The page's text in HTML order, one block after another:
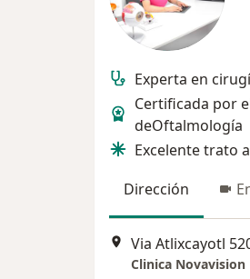
Experta en
Certificada por
deOftalmología
Excelente trato
Dirección
Via Atlixcayotl
Clinica Novavision